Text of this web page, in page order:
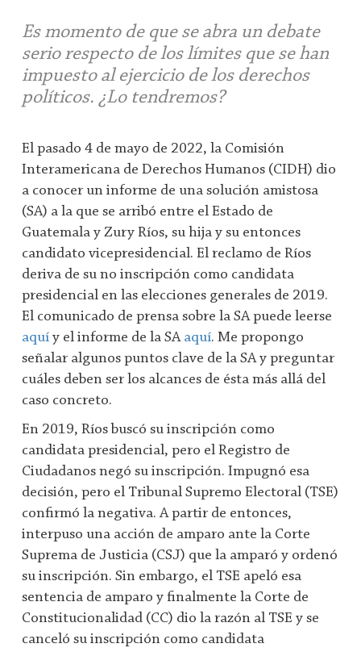
Es momento de que se abra un debate
serio respecto de los límites que se han
impuesto al ejercicio de los derechos
políticos. ¿Lo tendremos?
El pasado 4 de mayo de 2022, la Comisión
Interamericana de Derechos Humanos (CIDH) dio
a conocer un informe de una solución amistosa
(SA) a la que se arribó entre el Estado de
Guatemala y Zury Ríos, su hija y su entonces
candidato vicepresidencial. El reclamo de Ríos
deriva de su no inscripción como candidata
presidencial en las elecciones generales de 2019.
El comunicado de prensa sobre la SA puede leerse
aquí y el informe de la SA aquí. Me propongo
señalar algunos puntos clave de la SA y preguntar
cuáles deben ser los alcances de ésta más allá del
caso concreto.
En 2019, Ríos buscó su inscripción como
candidata presidencial, pero el Registro de
Ciudadanos negó su inscripción. Impugnó esa
decisión, pero el Tribunal Supremo Electoral (TSE)
confirmó la negativa. A partir de entonces,
interpuso una acción de amparo ante la Corte
Suprema de Justicia (CSJ) que la amparó y ordenó
su inscripción. Sin embargo, el TSE apeló esa
sentencia de amparo y finalmente la Corte de
Constitucionalidad (CC) dio la razón al TSE y se
canceló su inscripción como candidata